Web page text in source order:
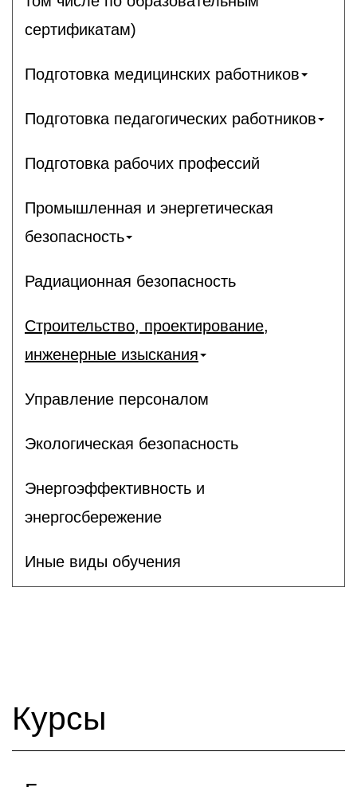
сертификатам)
Подготовка медицинских работников
Подготовка педагогических работников
Подготовка рабочих профессий
Промышленная и энергетическая
безопасность
Радиационная безопасность
Строительство, проектирование,
инженерные изыскания
Управление персоналом
Экологическая безопасность
Энергоэффективность и
энергосбережение
Иные виды обучения
Курсы